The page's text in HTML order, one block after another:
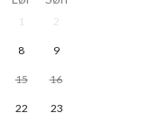
1 2
8 9
15 16
22 23